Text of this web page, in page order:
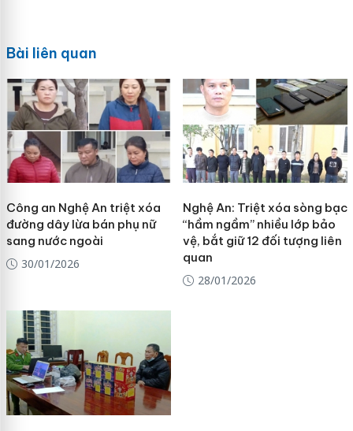
Bài liên quan
Công an Nghệ An triệt xóa
đường dây lừa bán phụ nữ
sang nước ngoài
30/01/2026
Nghệ An: Triệt xóa sòng bạc
“hầm ngầm” nhiều lớp bảo
vệ, bắt giữ 12 đối tượng liên
quan
28/01/2026